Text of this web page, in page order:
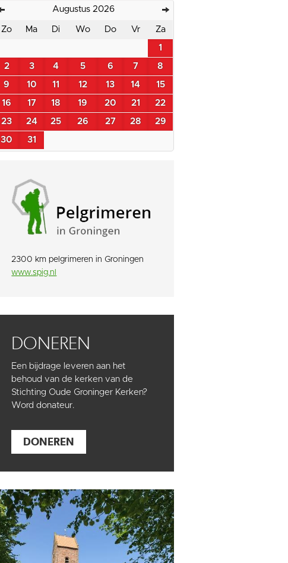
Augustus 2026
Zo Ma Di Wo Do Vr Za
1
2 3 4 5 6 7 8
9 10 11 12 13 14 15
16 17 18 19 20 21 22
23 24 25 26 27 28 29
30 31
2300 km pelgrimeren in Groningen
www.spig.nl
DONEREN
Een bijdrage leveren aan het
behoud van de kerken van de
Stichting Oude Groninger Kerken?
Word donateur.
DONEREN